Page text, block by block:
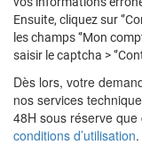
Ensuite, cliquez sur
les champs ‘’Mon
saisir le captcha >
Dès lors, votre
nos services
48H sous réserve
conditions d’utilisation.